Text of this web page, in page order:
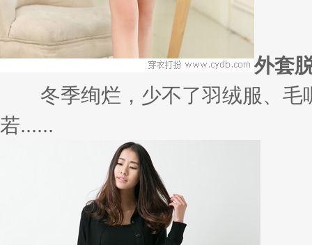
外套
冬季绚烂，少不了羽绒服、毛
若......